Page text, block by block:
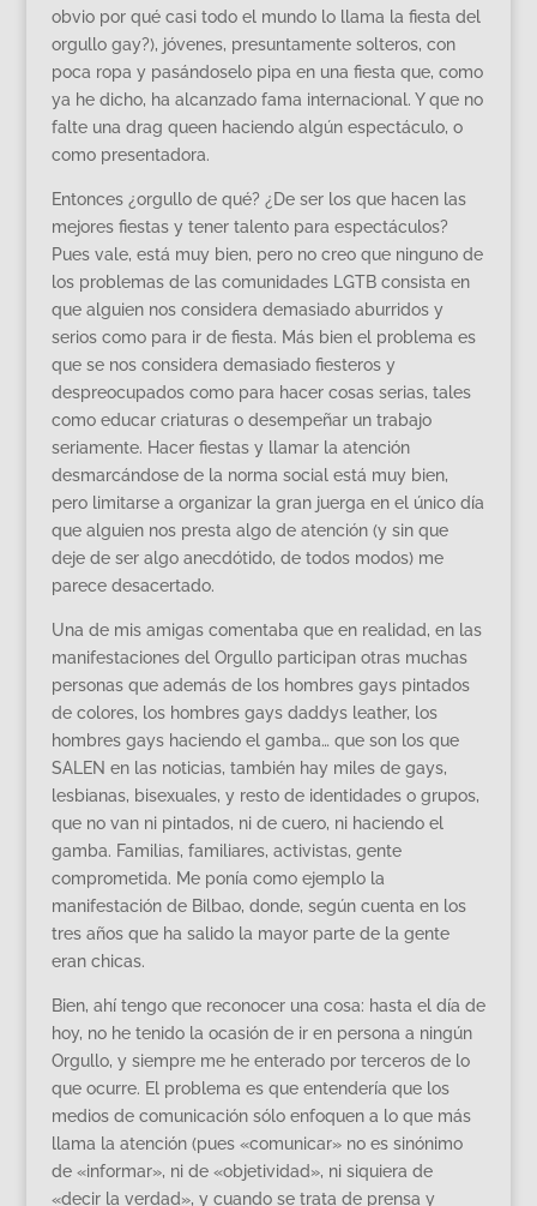
obvio por qué casi todo el mundo lo llama la fiesta del
orgullo gay?), jóvenes, presuntamente solteros, con
poca ropa y pasándoselo pipa en una fiesta que, como
ya he dicho, ha alcanzado fama internacional. Y que no
falte una drag queen haciendo algún espectáculo, o
como presentadora.
Entonces ¿orgullo de qué? ¿De ser los que hacen las
mejores fiestas y tener talento para espectáculos?
Pues vale, está muy bien, pero no creo que ninguno de
los problemas de las comunidades LGTB consista en
que alguien nos considera demasiado aburridos y
serios como para ir de fiesta. Más bien el problema es
que se nos considera demasiado fiesteros y
despreocupados como para hacer cosas serias, tales
como educar criaturas o desempeñar un trabajo
seriamente. Hacer fiestas y llamar la atención
desmarcándose de la norma social está muy bien,
pero limitarse a organizar la gran juerga en el único día
que alguien nos presta algo de atención (y sin que
deje de ser algo anecdótido, de todos modos) me
parece desacertado.
Una de mis amigas comentaba que en realidad, en las
manifestaciones del Orgullo participan otras muchas
personas que además de los hombres gays pintados
de colores, los hombres gays daddys leather, los
hombres gays haciendo el gamba… que son los que
SALEN en las noticias, también hay miles de gays,
lesbianas, bisexuales, y resto de identidades o grupos,
que no van ni pintados, ni de cuero, ni haciendo el
gamba. Familias, familiares, activistas, gente
comprometida. Me ponía como ejemplo la
manifestación de Bilbao, donde, según cuenta en los
tres años que ha salido la mayor parte de la gente
eran chicas.
Bien, ahí tengo que reconocer una cosa: hasta el día de
hoy, no he tenido la ocasión de ir en persona a ningún
Orgullo, y siempre me he enterado por terceros de lo
que ocurre. El problema es que entendería que los
medios de comunicación sólo enfoquen a lo que más
llama la atención (pues «comunicar» no es sinónimo
de «informar», ni de «objetividad», ni siquiera de
«decir la verdad», y cuando se trata de prensa y